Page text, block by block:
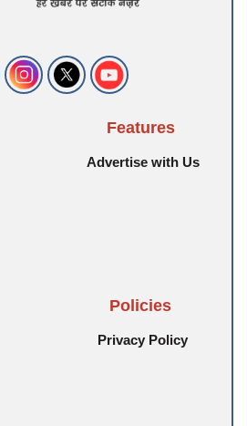
Features
Advertise with Us
Policies
Privacy Policy